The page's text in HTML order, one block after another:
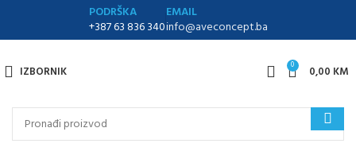
PODRŠKA
+387 63 836 340
EMAIL
info@aveconcept.ba
IZBORNIK 0 0,00 KM